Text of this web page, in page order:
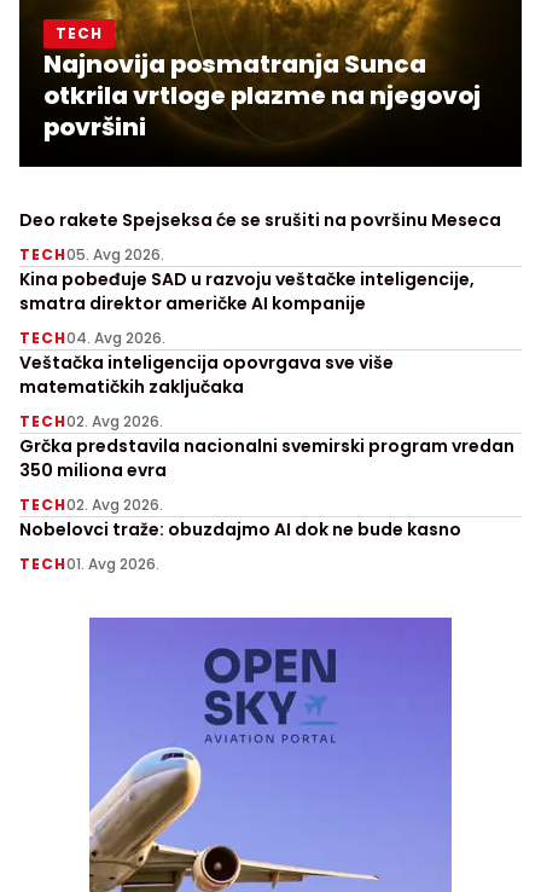
TECH
Najnovija posmatranja Sunca
otkrila vrtloge plazme na njegovoj
površini
Deo rakete Spejseksa će se srušiti na površinu Meseca
TECH05. Avg 2026.
Kina pobeđuje SAD u razvoju veštačke inteligencije,
smatra direktor američke AI kompanije
TECH04. Avg 2026.
Veštačka inteligencija opovrgava sve više
matematičkih zaključaka
TECH02. Avg 2026.
Grčka predstavila nacionalni svemirski program vredan
350 miliona evra
TECH02. Avg 2026.
Nobelovci traže: obuzdajmo AI dok ne bude kasno
TECH01. Avg 2026.